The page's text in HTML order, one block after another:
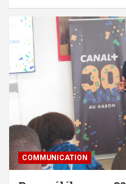
COMMUNICATION